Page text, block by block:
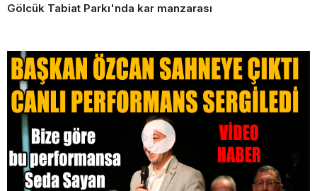
Gölcük Tabiat Parkı'nda kar manzarası